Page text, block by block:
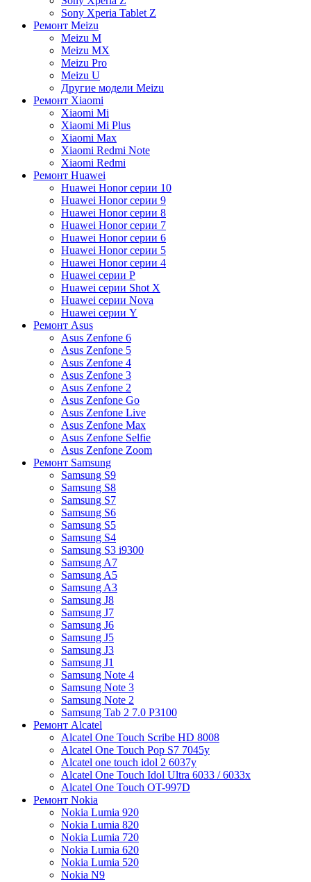
Sony Xperia Tablet Z
Ремонт Meizu
Meizu M
Meizu MX
Meizu Pro
Meizu U
Другие модели Meizu
Ремонт Xiaomi
Xiaomi Mi
Xiaomi Mi Plus
Xiaomi Max
Xiaomi Redmi Note
Xiaomi Redmi
Ремонт Huawei
Huawei Honor серии 10
Huawei Honor серии 9
Huawei Honor серии 8
Huawei Honor серии 7
Huawei Honor серии 6
Huawei Honor серии 5
Huawei Honor серии 4
Huawei серии P
Huawei серии Shot X
Huawei серии Nova
Huawei серии Y
Ремонт Asus
Asus Zenfone 6
Asus Zenfone 5
Asus Zenfone 4
Asus Zenfone 3
Asus Zenfone 2
Asus Zenfone Go
Asus Zenfone Live
Asus Zenfone Max
Asus Zenfone Selfie
Asus Zenfone Zoom
Ремонт Samsung
Samsung S9
Samsung S8
Samsung S7
Samsung S6
Samsung S5
Samsung S4
Samsung S3 i9300
Samsung A7
Samsung A5
Samsung A3
Samsung J8
Samsung J7
Samsung J6
Samsung J5
Samsung J3
Samsung J1
Samsung Note 4
Samsung Note 3
Samsung Note 2
Samsung Tab 2 7.0 P3100
Ремонт Alcatel
Alcatel One Touch Scribe HD 8008
Alcatel One Touch Pop S7 7045y
Alcatel one touch idol 2 6037y
Alcatel One Touch Idol Ultra 6033 / 6033x
Alcatel One Touch OT-997D
Ремонт Nokia
Nokia Lumia 920
Nokia Lumia 820
Nokia Lumia 720
Nokia Lumia 620
Nokia Lumia 520
Nokia N9